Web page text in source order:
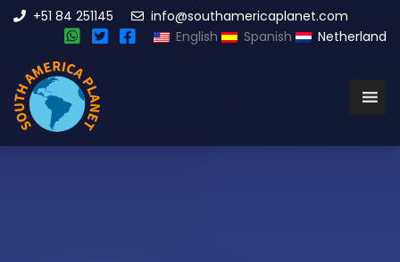
+51 84 251145
info@southamericaplanet.com
English
Spanish Netherland